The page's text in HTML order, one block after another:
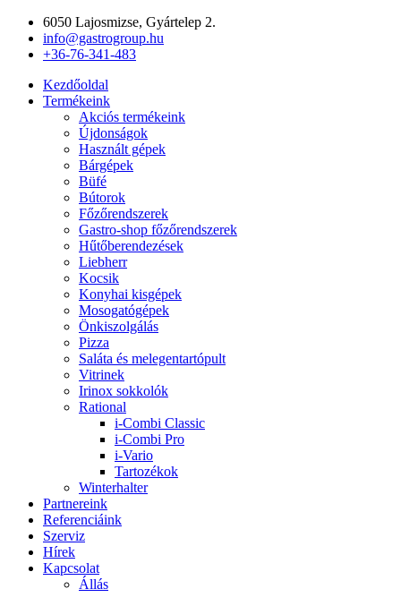
Ugrás
tartalomhoz
6050 Lajosmizse, Gyártelep 2.
info@gastrogroup.hu
+36-76-341-483
Kezdőoldal
Termékeink
Akciós termékeink
Újdonságok
Használt gépek
Bárgépek
Büfé
Bútorok
Főzőrendszerek
Gastro-shop főzőrendszerek
Hűtőberendezések
Liebherr
Kocsik
Konyhai kisgépek
Mosogatógépek
Önkiszolgálás
Pizza
Saláta és melegentartópult
Vitrinek
Irinox sokkolók
Rational
i-Combi Classic
i-Combi Pro
i-Vario
Tartozékok
Winterhalter
Partnereink
Referenciáink
Szerviz
Hírek
Kapcsolat
Állás